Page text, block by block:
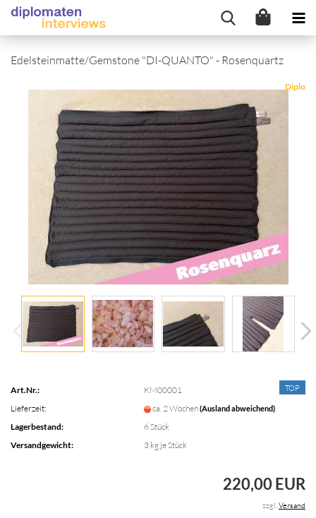
Edelsteinmatte/Gemstone "DI-QUANTO" - Rosenquartz
Diplo
TOP
Art.Nr.:
KM00001
Lieferzeit:
ca. 2 Wochen(Ausland abweichend)
Lagerbestand: 6Stück
Versandgewicht:
3 kg je Stück
220,00 EUR
zzgl.Versand